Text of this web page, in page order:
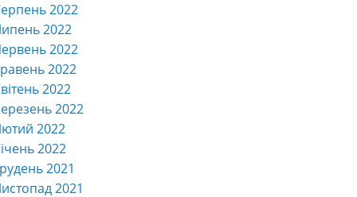
2022
2022
2022
2022
2022
2022
2022
2022
2021
2021